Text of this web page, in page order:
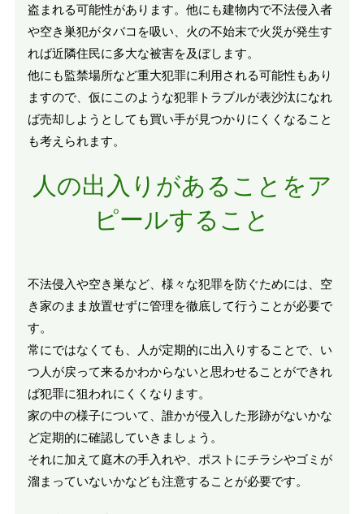
盗まれる可能性があります。他にも建物内で不法侵入者
や空き巣犯がタバコを吸い、火の不始末で火災が発生す
れば近隣住民に多大な被害を及ぼします。
他にも監禁場所など重大犯罪に利用される可能性もあり
ますので、仮にこのような犯罪トラブルが表沙汰になれ
ば売却しようとしても買い手が見つかりにくくなること
も考えられます。
人の出入りがあることをア
ピールすること
不法侵入や空き巣など、様々な犯罪を防ぐためには、空
き家のまま放置せずに管理を徹底して行うことが必要で
す。
常にではなくても、人が定期的に出入りすることで、い
つ人が戻って来るかわからないと思わせることができれ
ば犯罪に狙われにくくなります。
家の中の様子について、誰かが侵入した形跡がないかな
ど定期的に確認していきましょう。
それに加えて庭木の手入れや、ポストにチラシやゴミが
溜まっていないかなども注意することが必要です。